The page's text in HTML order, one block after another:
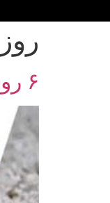
۶ روش موثر پاک کردن لکه جوهر از فرش